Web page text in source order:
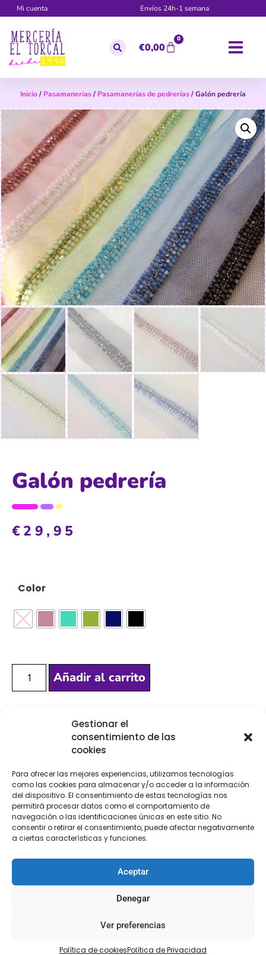
Gestionar el
consentimiento de las
cookies
Para ofrecer las mejores experiencias, utilizamos tecnologías
como las cookies para almacenar y/o acceder a la información
del dispositivo. El consentimiento de estas tecnologías nos
permitirá procesar datos como el comportamiento de
navegación o las identificaciones únicas en este sitio. No
consentir o retirar el consentimiento, puede afectar negativamente
a ciertas características y funciones.
Aceptar
Denegar
Ver preferencias
Política de cookiesPolítica de Privacidad
Mi cuenta Envíos 24h-1 semana
€0,00
0
Inicio/ Pasamanerias/ Pasamanerías de pedrerías/ Galón pedrería
Galón pedrería
€29,95
Color
Añadir al carrito
[Las unidades seleccionadas son en
COMPRA
SEGURA
ENVÍO 24-48H TIENDA FÍSICA
Información adicional
Pasamanería fantasía pedrería en tul bordado